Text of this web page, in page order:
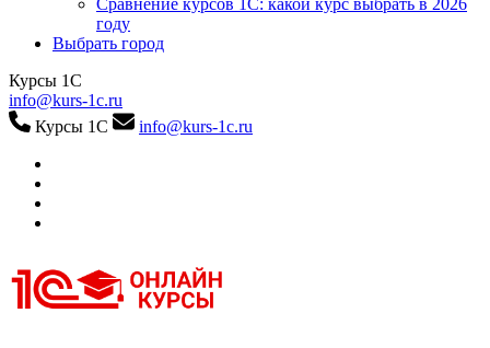
Сравнение курсов 1С: какой курс выбрать в 2026
году
Выбрать город
Курсы 1С
info@kurs-1c.ru
Курсы 1С
info@kurs-1c.ru